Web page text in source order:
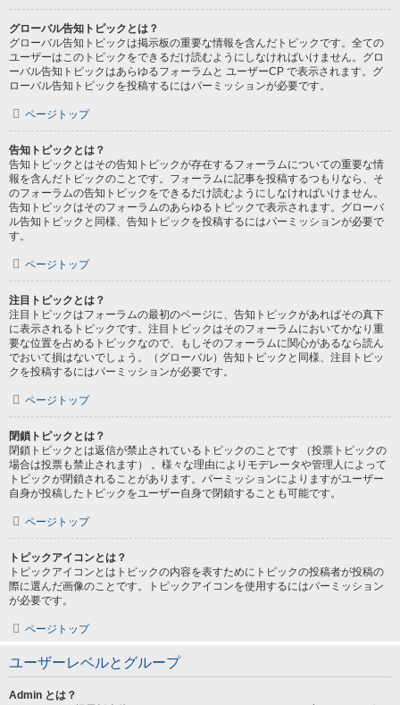
グローバル告知トピックとは？
グローバル告知トピックは掲示板の重要な情報を含んだトピックです。全ての
ユーザーはこのトピックをできるだけ読むようにしなければいけません。グロ
ーバル告知トピックはあらゆるフォーラムと ユーザーCP で表示されます。グ
ローバル告知トピックを投稿するにはパーミッションが必要です。
ページトップ
告知トピックとは？
告知トピックとはその告知トピックが存在するフォーラムについての重要な情
報を含んだトピックのことです。フォーラムに記事を投稿するつもりなら、そ
のフォーラムの告知トピックをできるだけ読むようにしなければいけません。
告知トピックはそのフォーラムのあらゆるトピックで表示されます。グローバ
ル告知トピックと同様、告知トピックを投稿するにはパーミッションが必要で
す。
ページトップ
注目トピックとは？
注目トピックはフォーラムの最初のページに、告知トピックがあればその真下
に表示されるトピックです。注目トピックはそのフォーラムにおいてかなり重
要な位置を占めるトピックなので、もしそのフォーラムに関心があるなら読ん
でおいて損はないでしょう。（グローバル）告知トピックと同様、注目トピッ
クを投稿するにはパーミッションが必要です。
ページトップ
閉鎖トピックとは？
閉鎖トピックとは返信が禁止されているトピックのことです （投票トピックの
場合は投票も禁止されます） 。様々な理由によりモデレータや管理人によって
トピックが閉鎖されることがあります。パーミッションによりますがユーザー
自身が投稿したトピックをユーザー自身で閉鎖することも可能です。
ページトップ
トピックアイコンとは？
トピックアイコンとはトピックの内容を表すためにトピックの投稿者が投稿の
際に選んだ画像のことです。トピックアイコンを使用するにはパーミッション
が必要です。
ページトップ
ユーザーレベルとグループ
Admin とは？